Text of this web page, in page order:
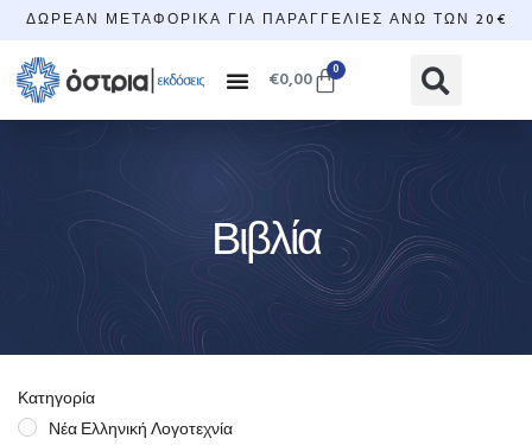
ΔΩΡΕΆΝ ΜΕΤΑΦΟΡΙΚΆ ΓΙΑ ΠΑΡΑΓΓΕΛΊΕΣ ΆΝΩ ΤΩΝ 20€
€0,00 0
Βιβλία
Κατηγορία
Νέα Ελληνική Λογοτεχνία